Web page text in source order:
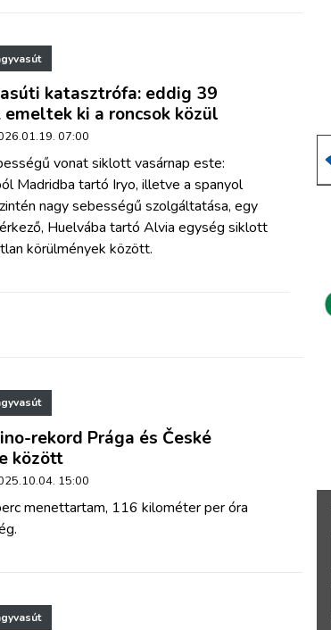
katasztrófa: eddig 39
ki a roncsok közül
07:00
vonat siklott vasárnap este:
Madridba tartó Iryo, illetve a spanyol
nagy sebességű szolgáltatása, egy
Huelvába tartó Alvia egység siklott
körülmények között.
rekord Prága és České
között
15:00
menettartam, 116 kilométer per óra